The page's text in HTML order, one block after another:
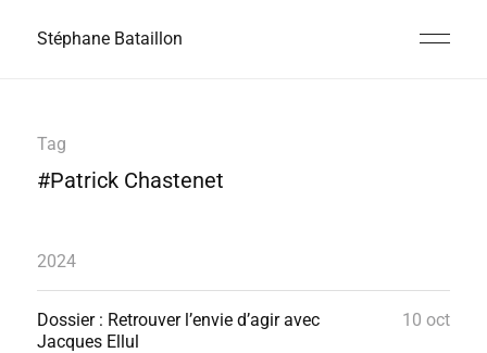
Stéphane Bataillon
Tag
#Patrick Chastenet
2024
Dossier : Retrouver l’envie d’agir avec
Jacques Ellul
10 oct